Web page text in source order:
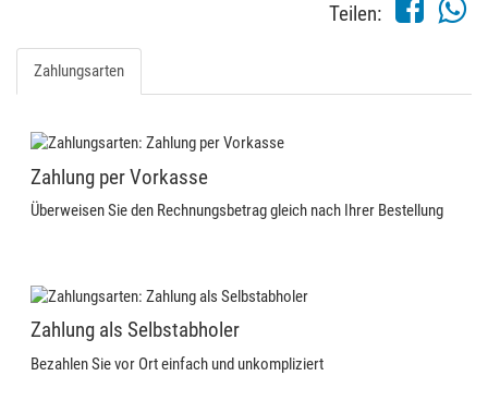
Teilen:
Zahlungsarten
Zahlung per Vorkasse
Überweisen Sie den Rechnungsbetrag gleich nach Ihrer Bestellung
Zahlung als Selbstabholer
Bezahlen Sie vor Ort einfach und unkompliziert